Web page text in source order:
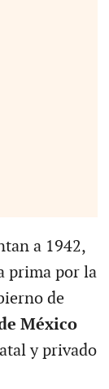
a 1942,
prima por la
de
México
y privado